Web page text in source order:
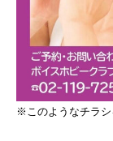
※このようなチラシ